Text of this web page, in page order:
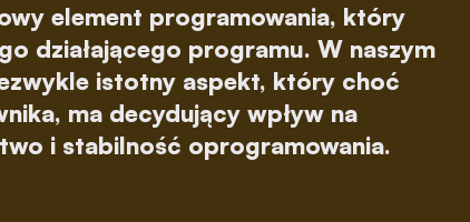
element programowania, który
działającego programu. W naszym
istotny aspekt, który choć
ma decydujący wpływ na
i stabilność oprogramowania.